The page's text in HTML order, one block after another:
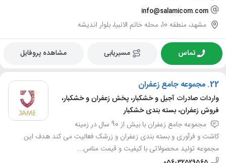
info@salamicom.com
مشهد، منطقه 10، محله خاتم الانبیا، بلوار اندیشه
تماس مسیریابی مشاهده پروفایل
22. مجموعه جامع زعفران
واردات صادرات آجیل و خشکبار، پخش زعفران و خشکبار،
فروش زعفران، بسته بندی خشکبار
مجموعه جامع زعفران با بیش از 90 سال در زمینه
کاشت و فرآوری و بسته بندی زعفران و زرشک فعالیت می کند هدف این
مجموعه تولید محصولاتی با کیفیت و قیمت مناس...